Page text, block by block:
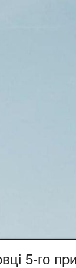
5-го